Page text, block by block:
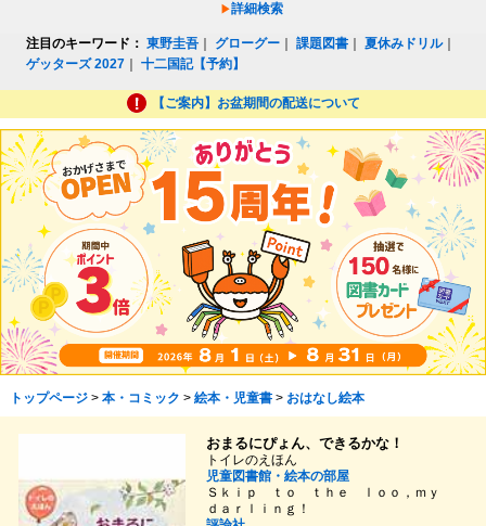
詳細検索
注目のキーワード： 東野圭吾 グローグー ｜課題図書 ｜夏休みドリル｜
ゲッターズ 2027 ｜十二国記【予約】
【ご案内】お盆期間の配送について
トップページ> 本・コミック > 絵本・児童書> おはなし絵本
おまるにぴょん、できるかな！
トイレのえほん
児童図書館・絵本の部屋
Ｓｋｉｐ ｔｏ ｔｈｅ ｌｏｏ，ｍｙ
ｄａｒｌｉｎｇ！